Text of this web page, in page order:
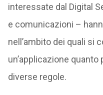
interessate dal Digital
e comunicazioni –
nell’ambito dei quali si
un’applicazione
diverse regole.